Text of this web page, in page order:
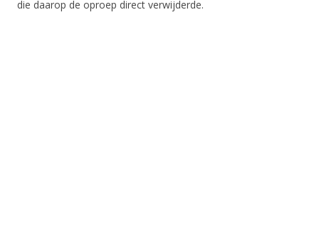
die daarop de oproep direct verwijderde.